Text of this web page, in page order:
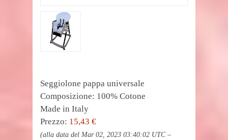
Seggiolone pappa universale
Composizione: 100% Cotone
Made in Italy
Prezzo: 15,43 €
(alla data del Mar 02, 2023 03:40:02 UTC –